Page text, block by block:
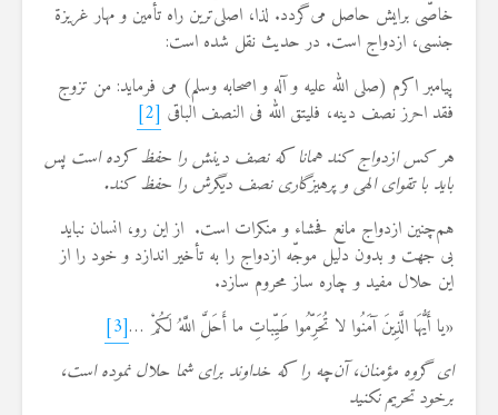
خاصّی برایش حاصل می‌گردد. لذا، اصلی‌ترین راه تأمین و مهار غریزة
جنسی، ازدواج است. در حدیث نقل شده است:
پیامبر اكرم (صلی الله علیه و آله و اصحابه وسلم) می فرماید: من تزوج
فقد احرز نصف دینه، فلیتق الله فی النصف الباقی [2]
هر كس ازدواج كند همانا كه نصف دینش را حفظ كرده است پس
باید با تقوای الهی و پرهیزگاری نصف دیگرش را حفظ كند.
هم‌چنین ازدواج مانع فحشاء و منكرات است. از این رو، انسان نباید
بی جهت و بدون دلیل موجّه ازدواج را به تأخیر اندازد و خود را از
این حلال مفید و چاره ‌ساز محروم سازد.
«یا أَیُّهَا الَّذِینَ آمَنُوا لا تُحَرِّمُوا طَیِّباتِ ما أَحَلَّ اللَّهُ لَكُمْ …[3]
ای گروه مؤمنان، آن‌چه را كه خداوند برای شما حلال نموده است،
برخود تحریم نكنید